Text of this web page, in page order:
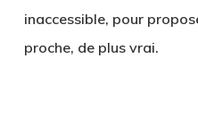
inaccessible, pour
proche, de plus vrai.